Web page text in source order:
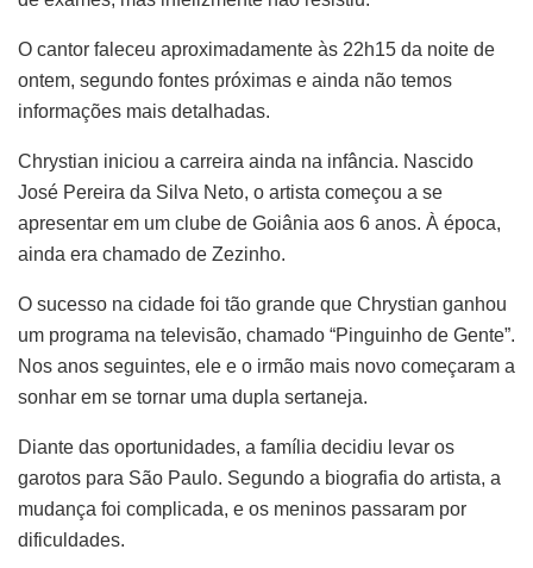
O cantor faleceu aproximadamente às 22h15 da noite de
ontem, segundo fontes próximas e ainda não temos
informações mais detalhadas.
Chrystian iniciou a carreira ainda na infância. Nascido
José Pereira da Silva Neto, o artista começou a se
apresentar em um clube de Goiânia aos 6 anos. À época,
ainda era chamado de Zezinho.
O sucesso na cidade foi tão grande que Chrystian ganhou
um programa na televisão, chamado “Pinguinho de Gente”.
Nos anos seguintes, ele e o irmão mais novo começaram a
sonhar em se tornar uma dupla sertaneja.
Diante das oportunidades, a família decidiu levar os
garotos para São Paulo. Segundo a biografia do artista, a
mudança foi complicada, e os meninos passaram por
dificuldades.